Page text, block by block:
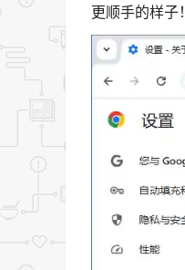
更顺手的样子！